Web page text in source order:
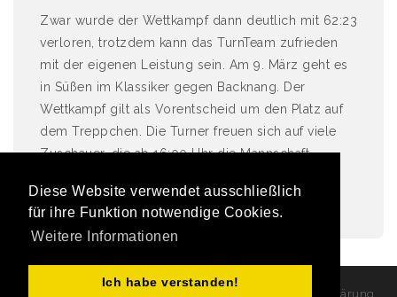
Diese Website verwendet ausschließlich
für ihre Funktion notwendige Cookies.
Weitere Informationen
Ich habe verstanden!
Zwar wurde der Wettkampf dann deutlich mit 62:23
verloren, trotzdem kann das TurnTeam zufrieden
mit der eigenen Leistung sein. Am 9. März geht es
in Süßen im Klassiker gegen Backnang. Der
Wettkampf gilt als Vorentscheid um den Platz auf
dem Treppchen. Die Turner freuen sich auf viele
Zuschauer, die ab 16:00 Uhr die Mannschaft
[Leon Scharfe]
Datenschutzerklärung